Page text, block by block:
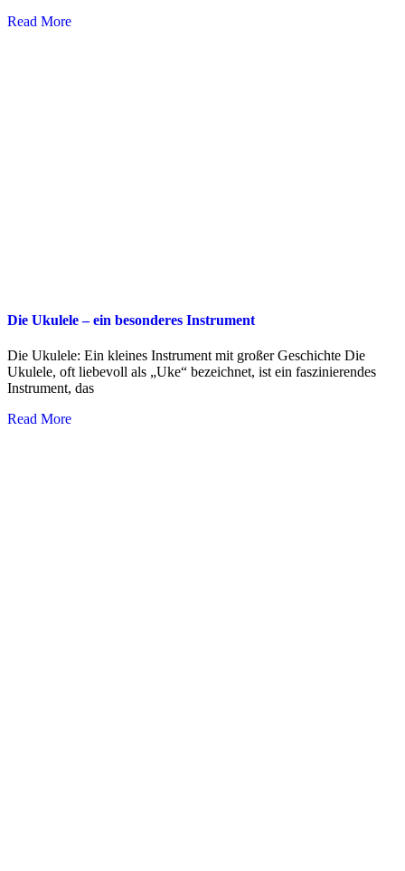
Read More
Die Ukulele – ein besonderes Instrument
Die Ukulele: Ein kleines Instrument mit großer Geschichte Die
Ukulele, oft liebevoll als „Uke“ bezeichnet, ist ein faszinierendes
Instrument, das
Read More